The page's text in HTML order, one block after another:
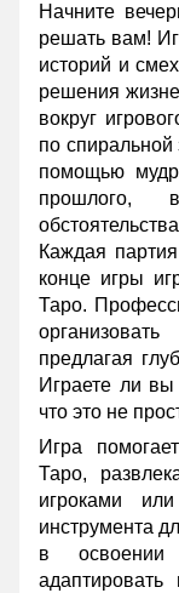
Начните
решать вам!
историй и
решения
вокруг
по спиральной
помощью
прошлого,
Каждая
конце игры
Таро.
предлагая
Играете ли
что это не
Игра
Таро,
игроками
инструмента
в